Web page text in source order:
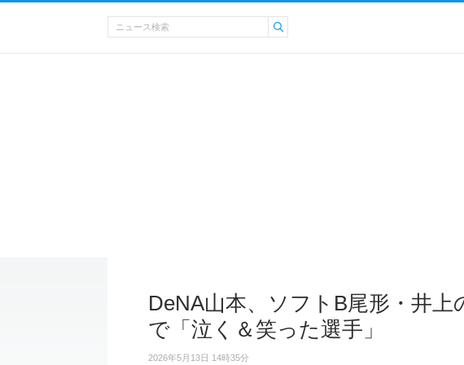
DeNA山本、ソフトB尾形・井上
で「泣く＆笑った選手」
2026年5月13日 14時35分